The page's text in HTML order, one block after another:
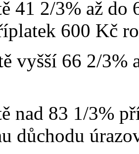
41 2/3% až do
600 Kč
vyšší 66 2/3%
nad 83 1/3%
důchodu